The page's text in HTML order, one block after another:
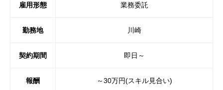
雇用形態 業務委託
勤務地 川崎
契約期間 即日～
報酬 ～30万円(スキル見合い)